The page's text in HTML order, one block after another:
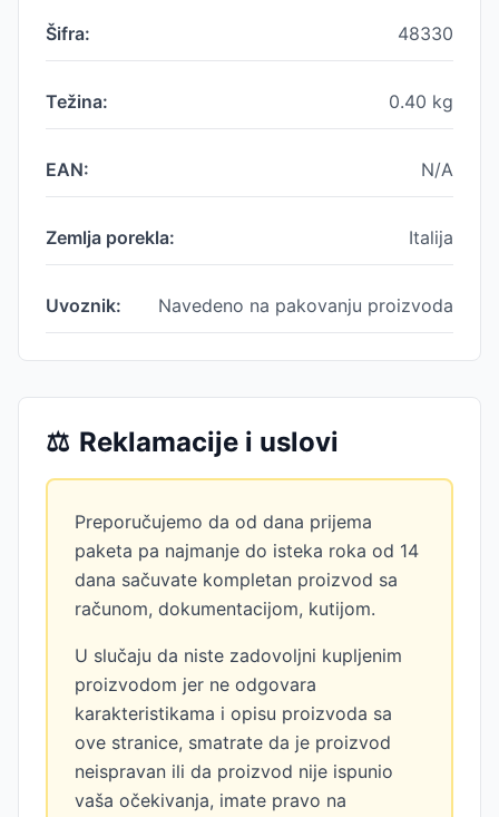
Šifra: 48330
Težina: 0.40 kg
EAN: N/A
Zemlja porekla: Italija
Uvoznik: Navedeno na pakovanju proizvoda
⚖️ Reklamacije i uslovi
Preporučujemo da od dana prijema
paketa pa najmanje do isteka roka od 14
dana sačuvate kompletan proizvod sa
računom, dokumentacijom, kutijom.
U slučaju da niste zadovoljni kupljenim
proizvodom jer ne odgovara
karakteristikama i opisu proizvoda sa
ove stranice, smatrate da je proizvod
neispravan ili da proizvod nije ispunio
vaša očekivanja, imate pravo na